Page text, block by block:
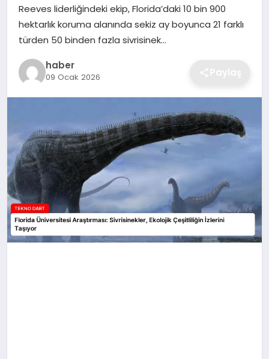
OTOMOBIL
TEKNOLOJI
Reeves liderliğindeki ekip, Florida’daki 10 bin 900
hektarlık koruma alanında sekiz ay boyunca 21 farklı
türden 50 binden fazla sivrisinek…
haber
09 Ocak 2026